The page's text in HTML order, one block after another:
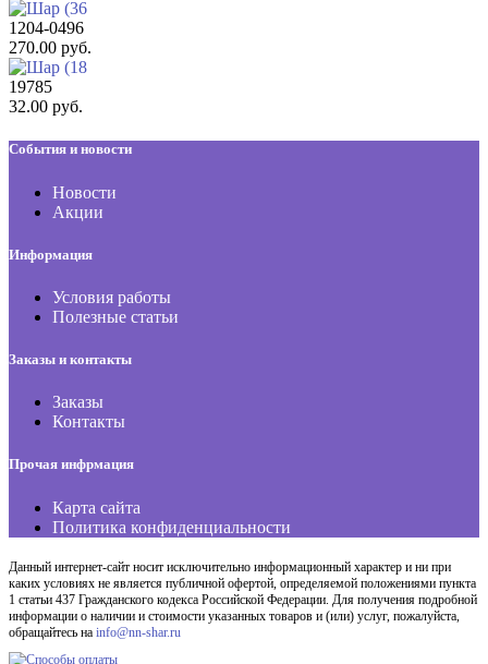
1204-0496
270.00 руб.
19785
32.00 руб.
События и новости
Новости
Акции
Информация
Условия работы
Полезные статьи
Заказы и контакты
Заказы
Контакты
Прочая инфрмация
Карта сайта
Политика конфиденциальности
Данный интернет-сайт носит исключительно информационный характер и ни при
каких условиях не является публичной офертой, определяемой положениями пункта
1 статьи 437 Гражданского кодекса Российской Федерации. Для получения подробной
информации о наличии и стоимости указанных товаров и (или) услуг, пожалуйста,
обращайтесь на info@nn-shar.ru